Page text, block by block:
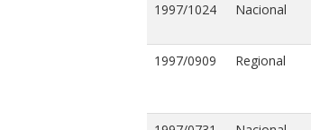
1997/1024 Nacional
1997/0909 Regional